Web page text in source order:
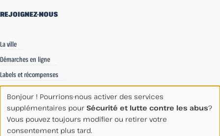
REJOIGNEZ-NOUS
La ville
Démarches en ligne
Labels et récompenses
Recrutements
Espace Communication
Espace Agents
Bonjour ! Pourrions-nous activer des services
supplémentaires pour Sécurité et lutte contre les abus?
Vous pouvez toujours modifier ou retirer votre
consentement plus tard.